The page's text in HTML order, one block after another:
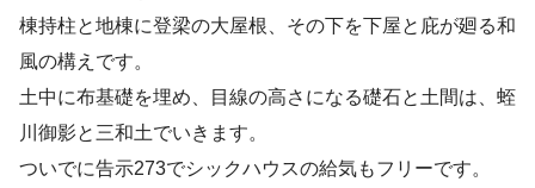
棟持柱と地棟に登梁の大屋根、その下を下屋と庇が廻る和
風の構えです。
土中に布基礎を埋め、目線の高さになる礎石と土間は、蛭
川御影と三和土でいきます。
ついでに告示273でシックハウスの給気もフリーです。